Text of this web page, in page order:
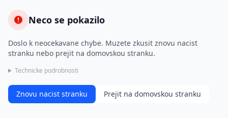
Neco se pokazilo
Doslo k neocekavane chybe. Muzete zkusit znovu nacist
stranku nebo prejit na domovskou stranku.
Technicke podrobnosti
Znovu nacist stranku Prejit na domovskou stranku